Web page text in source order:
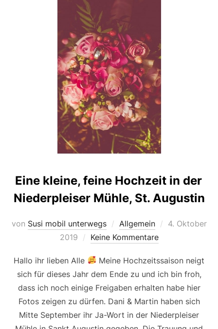
Eine kleine, feine Hochzeit in der
Niederpleiser Mühle, St. Augustin
von Susi mobil unterwegs Allgemein
Veröffentlicht
4. Oktober
2019
Keine Kommentare
Hallo ihr lieben Alle
Meine Hochzeitssaison neigt
sich für dieses Jahr dem Ende zu und ich bin froh,
dass ich noch einige Freigaben erhalten habe hier
Fotos zeigen zu dürfen. Dani & Martin haben sich
Mitte September ihr Ja-Wort in der Niederpleiser